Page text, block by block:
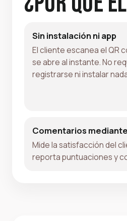
Sin instalación ni app
El cliente escanea el QR
se abre al instante. No
registrarse ni instalar
Comentarios
Mide la satisfacción del
reporta puntuaciones y